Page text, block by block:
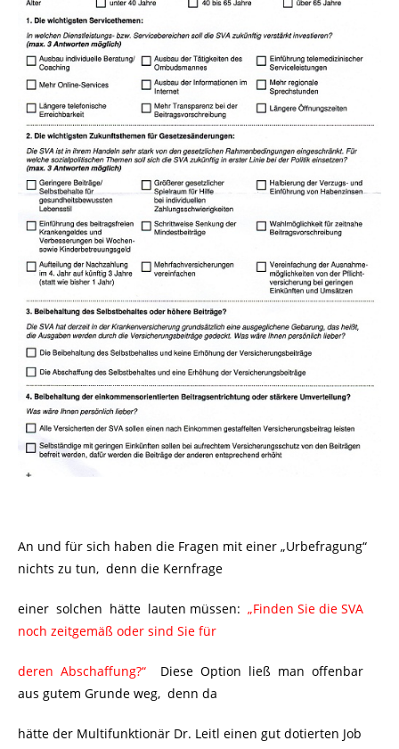
An und für sich haben die Fragen mit einer „Urbefragung“
nichts zu tun, denn die Kernfrage
einer solchen hätte lauten müssen: „Finden Sie die SVA
noch zeitgemäß oder sind Sie für
deren Abschaffung?“
Diese Option ließ man offenbar
aus gutem Grunde weg, denn da
hätte der Multifunktionär Dr. Leitl einen gut dotierten Job